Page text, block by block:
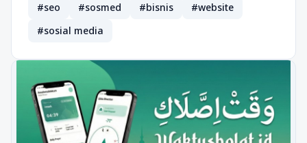
#seo
#sosmed #bisnis
#website
#sosial media